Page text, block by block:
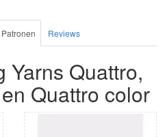
Patronen Reviews
Yarns Quattro,
Quattro color